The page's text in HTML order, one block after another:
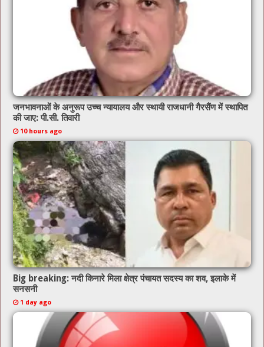
जनभावनाओं के अनुरूप उच्च न्यायालय और स्थायी राजधानी गैरसैंण में स्थापित
की जाए: पी.सी. तिवारी
10 hours ago
Big breaking: नदी किनारे मिला क्षेत्र पंचायत सदस्य का शव, इलाके में
सनसनी
1 day ago